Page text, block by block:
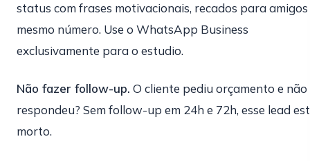
status com frases motivacionais, recados para
mesmo número. Use o WhatsApp Business
exclusivamente para o estudio.
Não fazer follow-up. O cliente pediu orçamento e não
respondeu? Sem follow-up em 24h e 72h, esse lead
morto.